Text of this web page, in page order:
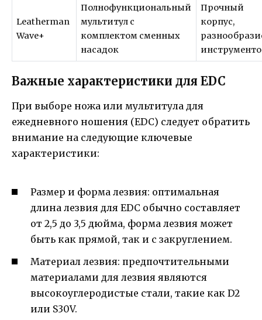
Leatherman
Wave+
Полнофункциональный
мультитул с
комплектом сменных
насадок
Прочный
корпус,
Важные характеристики для EDC
При выборе ножа или мультитула для
ежедневного ношения (EDC) следует обратить
внимание на следующие ключевые
характеристики:
Размер и форма лезвия: оптимальная
длина лезвия для EDC обычно составляет
от 2,5 до 3,5 дюйма, форма лезвия может
быть как прямой, так и с закруглением.
Материал лезвия: предпочтительными
материалами для лезвия являются
высокоуглеродистые стали, такие как D2
или S30V.